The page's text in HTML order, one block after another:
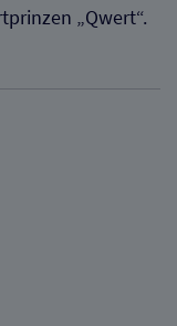
„Qwert“.